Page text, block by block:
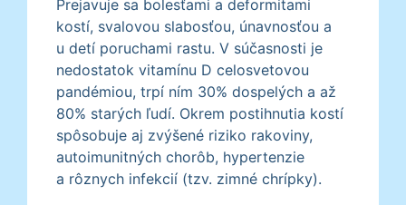
Prejavuje sa bolesťami a deformitami
kostí, svalovou slabosťou, únavnosťou a
u detí poruchami rastu. V súčasnosti je
nedostatok vitamínu D celosvetovou
pandémiou, trpí ním 30% dospelých a až
80% starých ľudí. Okrem postihnutia kostí
spôsobuje aj zvýšené riziko rakoviny,
autoimunitných chorôb, hypertenzie
a rôznych infekcií (tzv. zimné chrípky).